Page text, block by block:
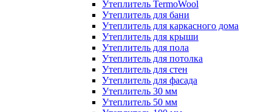
Утеплитель TermoWool
Утеплитель для бани
Утеплитель для каркасного дома
Утеплитель для крыши
Утеплитель для пола
Утеплитель для потолка
Утеплитель для стен
Утеплитель для фасада
Утеплитель 30 мм
Утеплитель 50 мм